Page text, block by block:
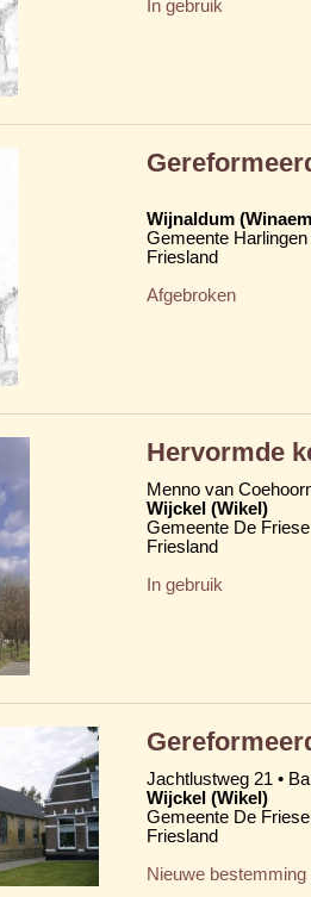
In gebruik
Wijnaldum
Gemeente Harlingen
Friesland
Afgebroken
Hervormde
Menno van
Wijckel (Wikel)
Gemeente De
Friesland
In gebruik
Jachtlustweg 21 •
Wijckel (Wikel)
Gemeente De
Friesland
Nieuwe bestemming